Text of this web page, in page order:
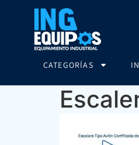
CATEGORÍAS